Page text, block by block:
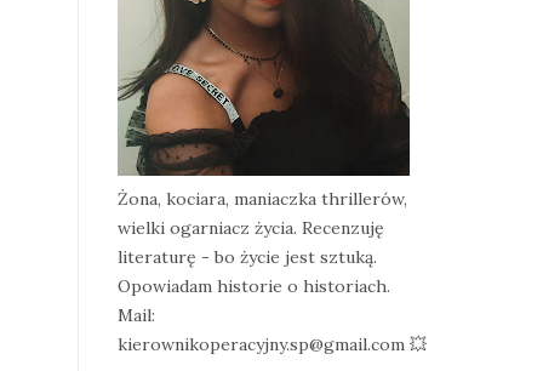
Żona, kociara, maniaczka thrillerów,
wielki ogarniacz życia. Recenzuję
literaturę - bo życie jest sztuką.
Opowiadam historie o historiach.
Mail:
kierownikoperacyjny.sp@gmail.com 💥